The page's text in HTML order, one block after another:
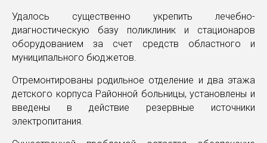
Удалось существенно укрепить лечебно-
диагностическую базу поликлиник и стационаров
оборудованием за счет средств областного и
муниципального бюджетов.
Отремонтированы родильное отделение и два этажа
детского корпуса Районной больницы, установлены и
введены в действие резервные источники
электропитания.